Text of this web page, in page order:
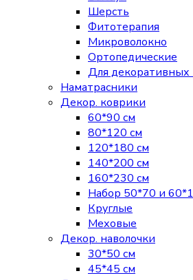
Шерсть
Фитотерапия
Микроволокно
Ортопедические
Для декоративных
Наматрасники
Декор. коврики
60*90 см
80*120 см
120*180 см
140*200 см
160*230 см
Набор 50*70 и
Круглые
Меховые
Декор. наволочки
30*50 см
45*45 см